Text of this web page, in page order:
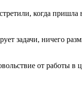
когда
задачи, ничего
от работы в